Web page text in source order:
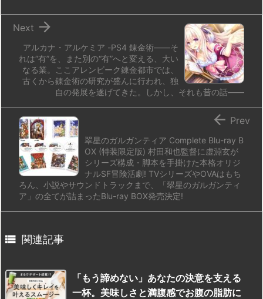
アルカナ・アルケミア -PS4 錬金術――そ
れは“有”を、また別の“有”へと変える、大い
なる業。ここアレンビーク錬金都市では、
古くから錬金術の研究が盛んに行われ、独
自の発展を遂げてきた。しかし、それも昔の話――

Next
翠星のガルガンティア Complete Blu-ray B
OX (特装限定版) 村田和也監督に虚淵玄が
シリーズ構成・脚本を手掛けた本格オリジ
ナルSF冒険活劇! TVシリーズやOVAはもち
ろん、小説やサウンドトラックまで、「翠星のガルガンティ
ア」の全てが詰まったBlu-ray BOX発売決定!
 Prev
 関連記事
「もう諦めない」あなたの決意を支える
一杯。美味しさと満腹感でお腹の脂肪に